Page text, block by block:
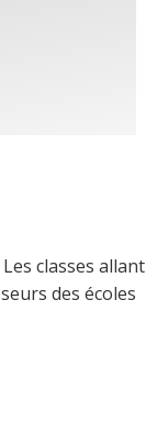
classes allant
des écoles